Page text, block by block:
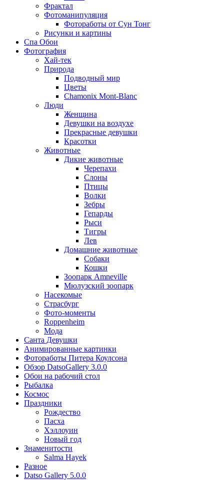
Фрактал
Фотоманипуляция
Фотоработы от Сун Тонг
Рисунки и картины
Спа Обои
Фотография
Хай-тек
Природа
Подводный мир
Цветы
Chamonix Mont-Blanc
Люди
Женщина
Девушки на воздухе
Прекрасные девушки
Красотки
Животные
Дикие животные
Черепахи
Слоны
Птицы
Волки
Зебры
Гепарды
Рыси
Тигры
Лев
Домашние животные
Собаки
Кошки
Зоопарк Amneville
Мюлузский зоопарк
Насекомые
Страсбург
Фото-моменты
Roppenheim
Мода
Санта Девушки
Aнимированные картинки
Фотоработы Питера Коулсона
Обзор DatsoGallery 3.0.0
Обои на рабочий стол
Рыбалка
Космос
Праздники
Рождество
Пасха
Хэллоуин
Новый год
Знаменитости
Salma Hayek
Разное
Datso Gallery 5.0.0